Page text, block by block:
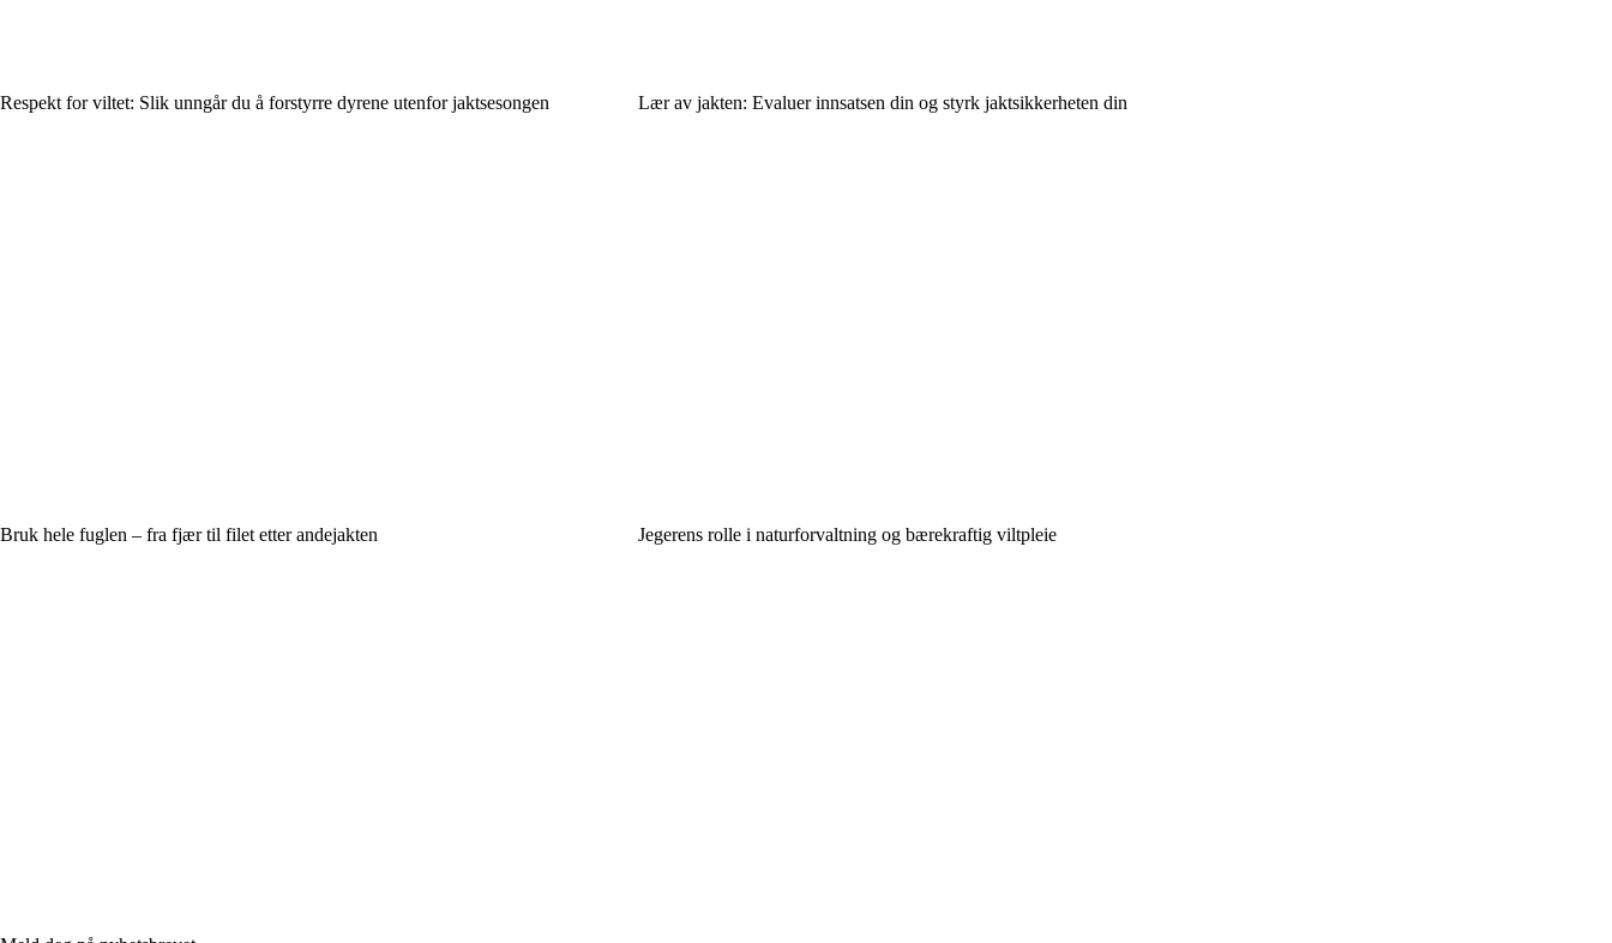
Respekt for viltet: Slik unngår du å forstyrre dyrene utenfor jaktsesongen Lær av jakten: Evaluer innsatsen din og styrk jaktsikkerheten din
Bruk hele fuglen – fra fjær til filet etter andejakten Jegerens rolle i naturforvaltning og bærekraftig viltpleie